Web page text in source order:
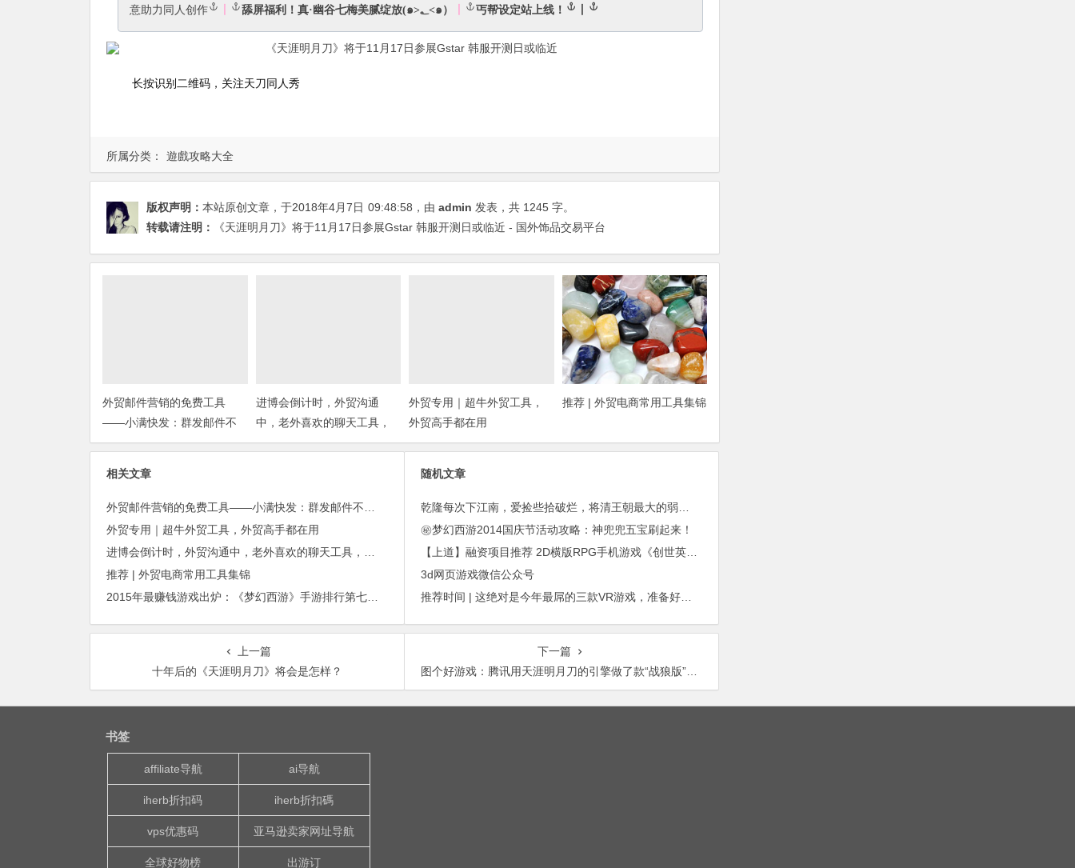
所属分类： 遊戲攻略大全
意助力同人创作
舔屏福利！真·幽谷七梅美腻绽放(๑>؂<๑） 丐帮设定站上线！
长按识别二维码，关注天刀同人秀
版权声明： 本站原创文章，于2018年4月7日 09:48:58 ，由 admin 发表，共 1245 字。
转载请注明：
《天涯明月刀》将于11月17日参展Gstar 韩服开测日或临近 - 国外饰品交易平台
外贸邮件营销的免费工具
——小满快发：群发邮件不
担心IP被封
进博会倒计时，外贸沟通
中，老外喜欢的聊天工具，
你知道几种？
外贸专用｜超牛外贸工具，
外贸高手都在用
推荐 | 外贸电商常用工具集锦
相关文章
外贸专用｜超牛外贸工具，外贸高手都在用
推荐 | 外贸电商常用工具集锦
随机文章
㊙梦幻西游2014国庆节活动攻略：神兜兜五宝刷起来！
3d网页游戏微信公众号
上一篇
十年后的《天涯明月刀》将会是怎样？
下一篇
图个好游戏：腾讯用天涯明月刀的引擎做了款“战狼版”的绝地求生
书签
affiliate导航 ai导航
iherb折扣码 iherb折扣碼
vps优惠码 亚马逊卖家网址导航
全球好物榜 出游订